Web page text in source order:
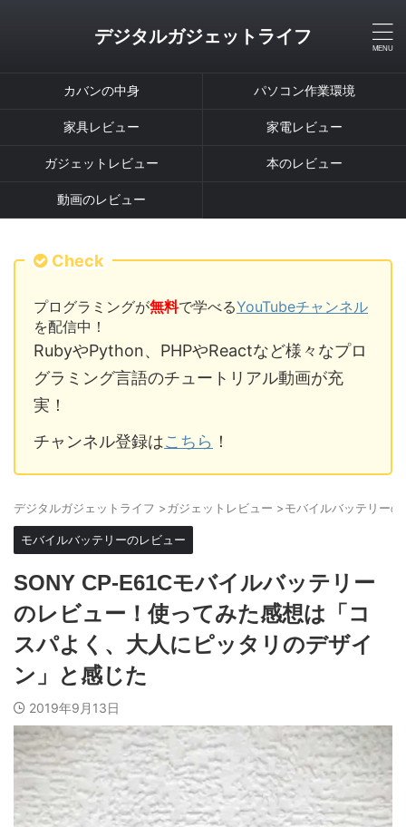
デジタルガジェットライフ
カバンの中身 パソコン作業環境
家具レビュー 家電レビュー
ガジェットレビュー 本のレビュー
動画のレビュー
Check
プログラミングが無料で学べるYouTubeチャンネル
を配信中！
RubyやPython、PHPやReactなど様々なプロ
グラミング言語のチュートリアル動画が充
実！
チャンネル登録はこちら ！
デジタルガジェットライフ >ガジェットレビュー >モバイルバッテリーの
モバイルバッテリーのレビュー
SONY CP-E61Cモバイルバッテリー
のレビュー！使ってみた感想は「コ
スパよく、大人にピッタリのデザイ
ン」と感じた
2019年9月13日